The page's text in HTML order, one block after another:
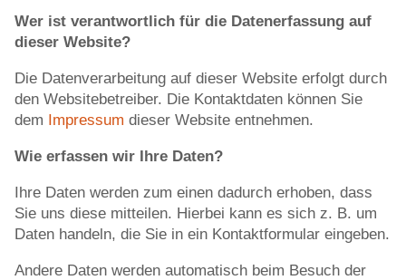
Wer ist verantwortlich für die Datenerfassung auf
dieser Website?
Die Datenverarbeitung auf dieser Website erfolgt durch
den Websitebetreiber. Die Kontaktdaten können Sie
dem Impressum dieser Website entnehmen.
Wie erfassen wir Ihre Daten?
Ihre Daten werden zum einen dadurch erhoben, dass
Sie uns diese mitteilen. Hierbei kann es sich z. B. um
Daten handeln, die Sie in ein Kontaktformular eingeben.
Andere Daten werden automatisch beim Besuch der